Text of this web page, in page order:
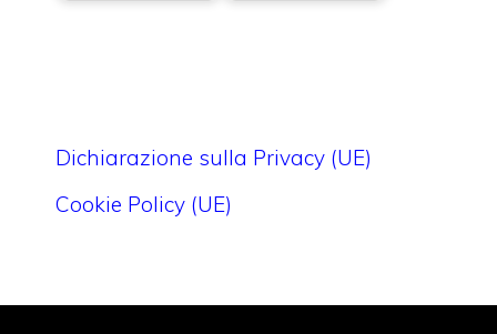
Dichiarazione sulla Privacy (UE)
Cookie Policy (UE)